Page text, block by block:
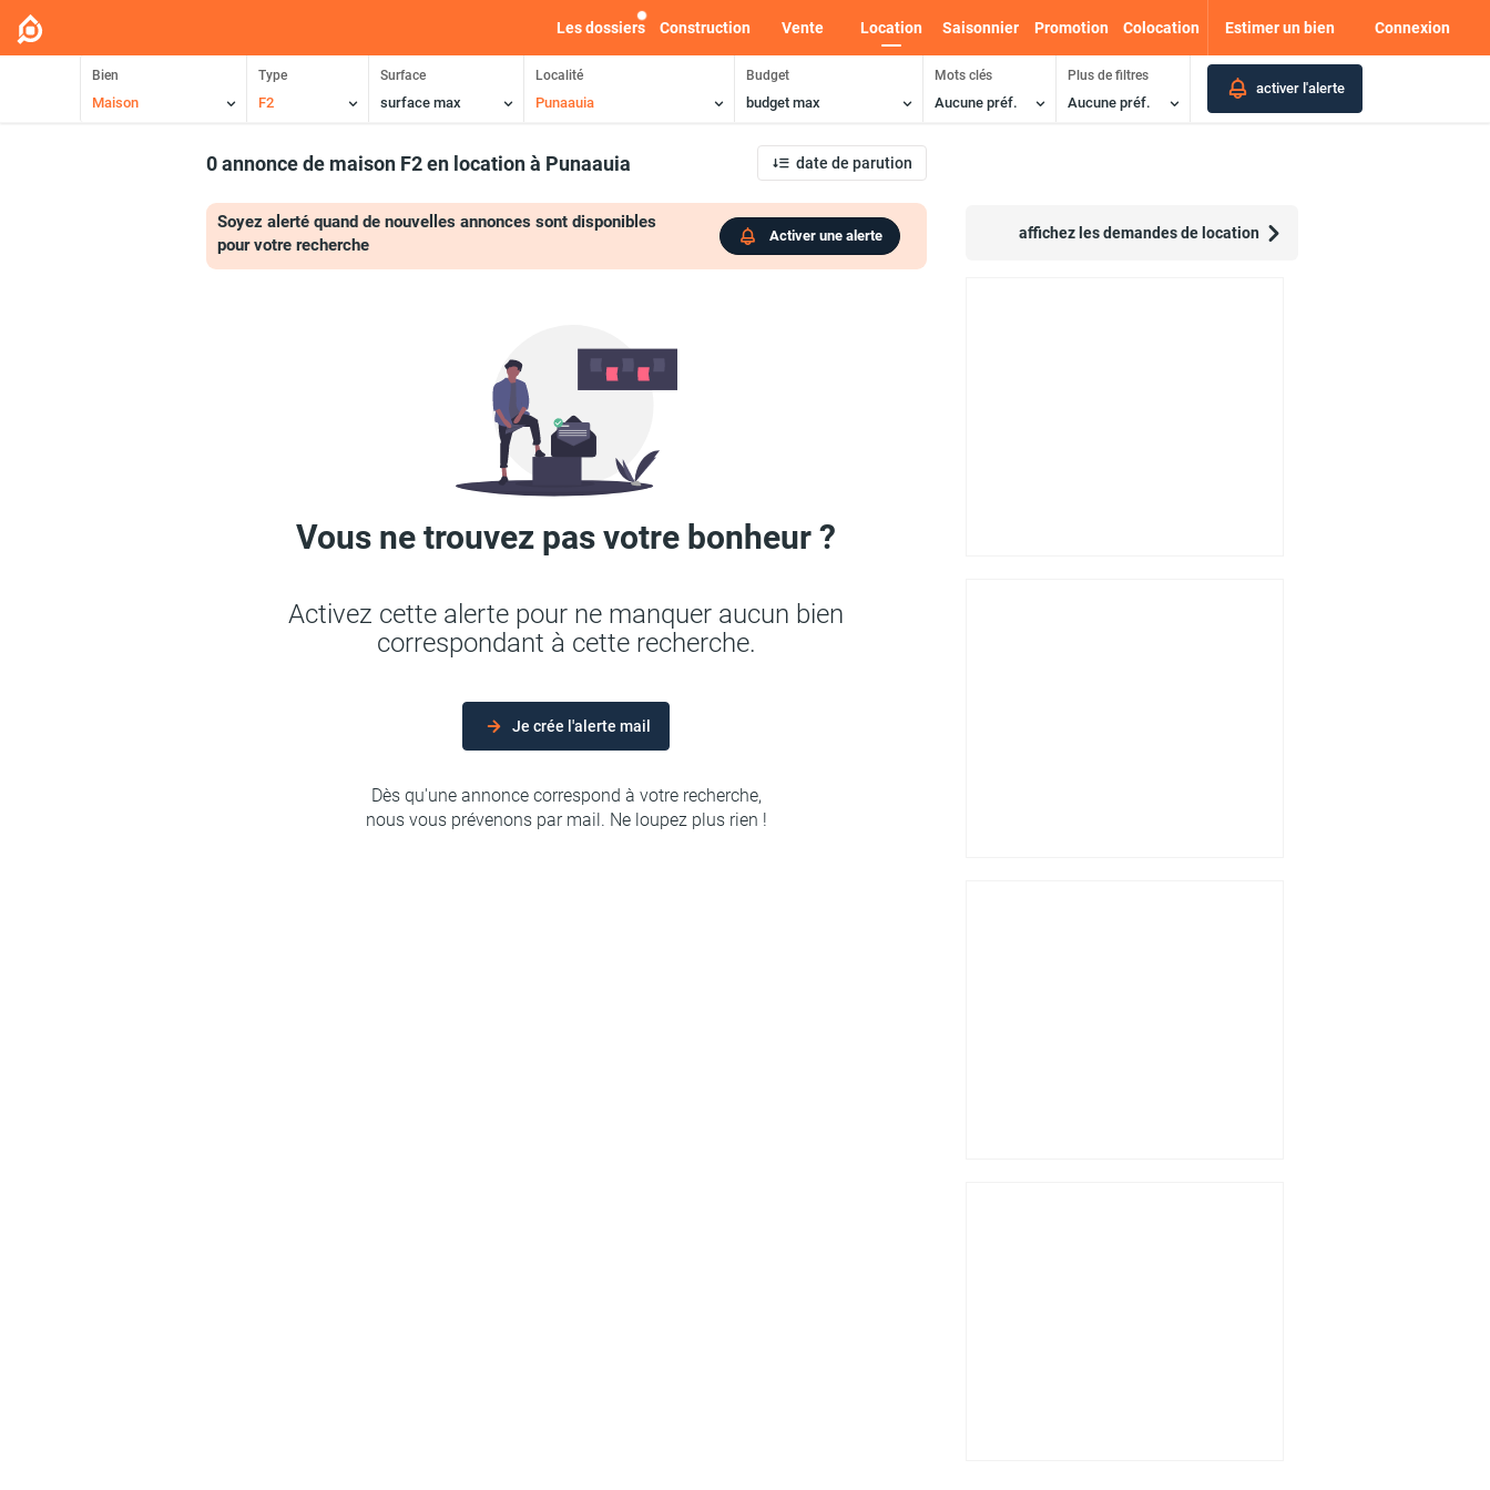
Estimer un bien Connexion
Les dossiers Construction Vente Location Saisonnier Promotion Colocation
Bien
Maison
Type
F2
Surface
surface max
Localité
Punaauia
Budget
budget max
Mots clés
Aucune préf.
Plus de filtres
Aucune préf.
activer l'alerte
0 annonce de maison F2 en locationà Punaauia date de parution
Soyez alerté quand de nouvelles annonces sont disponibles
pour votre recherche
Activer une alerte
Vous ne trouvez pas votre bonheur ?
Activez cette alerte pour ne manquer aucun bien
correspondant à cette recherche.
Je crée l'alerte mail
Dès qu'une annonce correspond à votre recherche,
nous vous prévenons par mail. Ne loupez plus rien !
affichez les demandes de location